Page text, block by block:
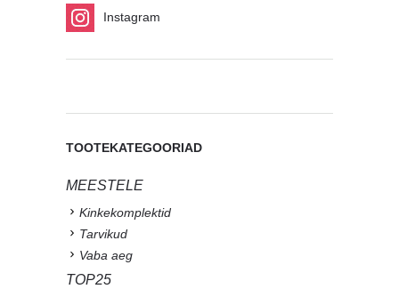
Instagram
TOOTEKATEGOORIAD
MEESTELE
Kinkekomplektid
Tarvikud
Vaba aeg
TOP25